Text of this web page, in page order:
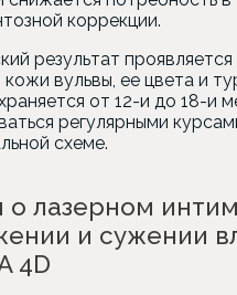
коррекции.
результат
вульвы, ее цвета и
от 12-и до 18-и
регулярными
схеме.
о лазерном
и сужении
4D